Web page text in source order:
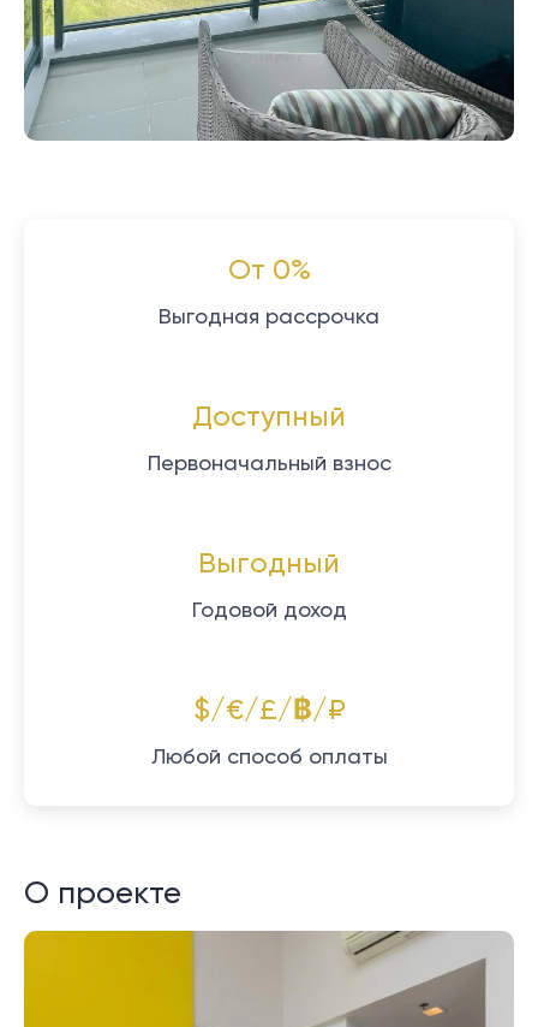
От 0%
Выгодная рассрочка
Доступный
Первоначальный взнос
Выгодный
Годовой доход
$/€/£/฿/₽
Любой способ оплаты
О проекте